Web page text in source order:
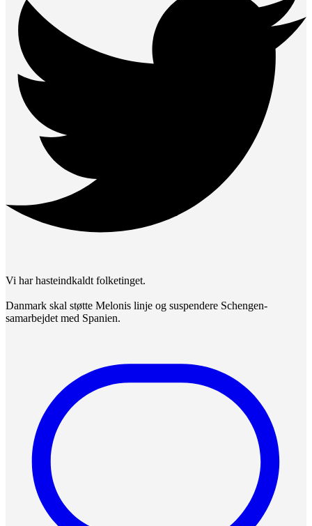
Vi har hasteindkaldt folketinget.
Danmark skal støtte Melonis linje og suspendere Schengen-
samarbejdet med Spanien.